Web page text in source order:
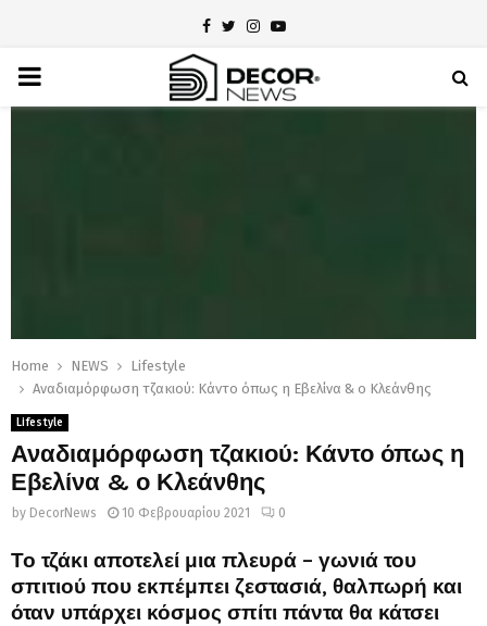
Facebook
TwitterInstagram
Youtube
PRIMARY
Home NEWS
Lifestyle
Αναδιαμόρφωση τζακιού: Κάντο όπως η Εβελίνα & ο Κλεάνθης
Lifestyle
Αναδιαμόρφωση τζακιού: Κάντο όπως η
Εβελίνα & ο Κλεάνθης
by DecorNews 10 Φεβρουαρίου 2021 0
Το τζάκι αποτελεί μια πλευρά – γωνιά του
σπιτιού που εκπέμπει ζεστασιά, θαλπωρή και
όταν υπάρχει κόσμος σπίτι πάντα θα κάτσει